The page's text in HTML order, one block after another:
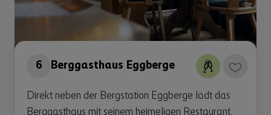
6 Berggasthaus Eggberge
Direkt neben der Bergstation Eggberge lädt das
Berggasthaus mit seinem heimeligen Restaurant,